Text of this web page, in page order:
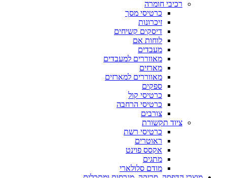
רכיבי חומרה
כרטיסי מסך
זיכרונות
דיסקים קשיחים
לוחות אם
מעבדים
מאווררים למעבדים
מארזים
מאווררים למארזים
ספקים
כרטיסי קול
כרטיסי הרחבה
צורבים
ציוד תקשורת
כרטיסי רשת
ראוטרים
אקסס פוינט
מתגים
מודם סלולארי